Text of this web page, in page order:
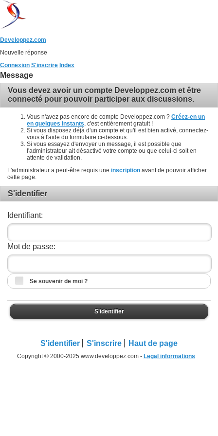
Developpez.com
Nouvelle réponse
Connexion S'inscrire Index
Message
Vous devez avoir un compte Developpez.com et être
connecté pour pouvoir participer aux discussions.
Vous n'avez pas encore de compte Developpez.com ? Créez-en un
en quelques instants , c'est entièrement gratuit !
Si vous disposez déjà d'un compte et qu'il est bien activé, connectez-
vous à l'aide du formulaire ci-dessous.
Si vous essayez d'envoyer un message, il est possible que
l'administrateur ait désactivé votre compte ou que celui-ci soit en
attente de validation.
L'administrateur a peut-être requis une inscription avant de pouvoir afficher
cette page.
S'identifier
Identifiant:
Mot de passe:
Se souvenir de moi ?
S'identifier
S'identifier S'inscrire Haut de page
Copyright © 2000-2025 www.developpez.com - Legal informations